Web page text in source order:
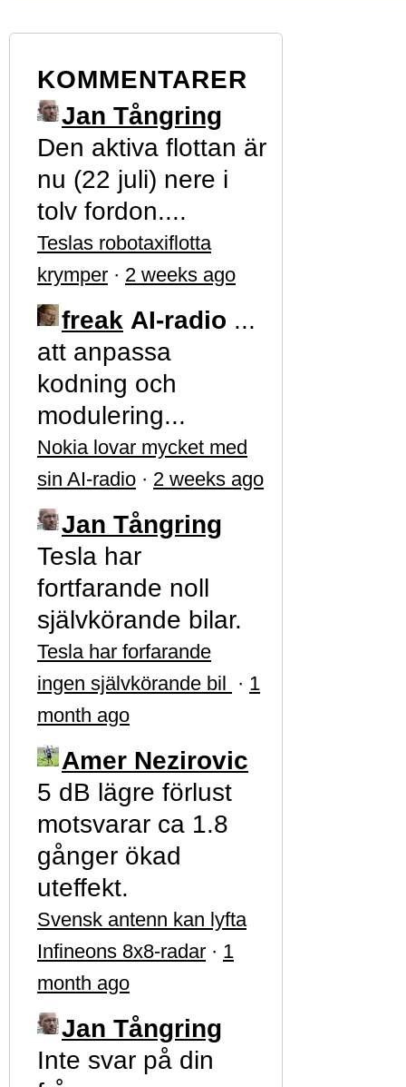
KOMMENTARER
Jan Tångring
Den aktiva flottan är
nu (22 juli) nere i
tolv fordon....
Teslas robotaxiflotta
krymper · 2 weeks ago
freak AI-radio ...
att anpassa
kodning och
modulering...
Nokia lovar mycket med
sin AI-radio · 2 weeks ago
Jan Tångring
Tesla har
fortfarande noll
självkörande bilar.
Tesla har forfarande
ingen självkörande bil · 1
month ago
Amer Nezirovic
5 dB lägre förlust
motsvarar ca 1.8
gånger ökad
uteffekt.
Svensk antenn kan lyfta
Infineons 8x8-radar · 1
month ago
Jan Tångring
Inte svar på din